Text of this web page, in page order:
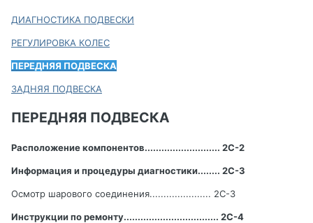
ДИАГНОСТИКА ПОДВЕСКИ
РЕГУЛИРОВКА КОЛЕС
ПЕРЕДНЯЯ ПОДВЕСКА
ЗАДНЯЯ ПОДВЕСКА
ПЕРЕДНЯЯ ПОДВЕСКА
Расположение компонентов........................... 2C-2
Информация и процедуры диагностики........ 2C-3
Осмотр шарового соединения...................... 2C-3
Инструкции по ремонту.................................. 2C-4